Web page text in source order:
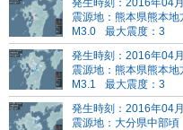
発生時刻：2016年04
震源地：熊本県熊本地
M3.0
最大震度：3
発生時刻：2016年04
震源地：熊本県熊本地
M3.1
最大震度：3
発生時刻：2016年04
震源地：大分県中部頃